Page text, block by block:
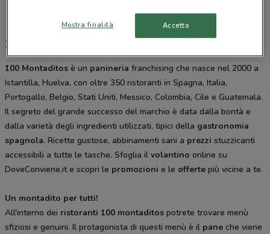
100 Montaditos, offerte e ristoranti
100 Montaditos è un panineria franchising che nasce nel 2000 a
Istantilla, Huelva, con oltre 350 ristoranti in Spagna, Italia,
Portogallo, Belgio, Stati Uniti, Messico, Colombia, Cile e Guatemala.
Il segreto del grande successo del marchio è data dalla bontà e
dalla varietà degli ingredienti utilizzati, tipici della gastronomia
spagnola. Ricette gustose, abbinamenti sani a prezzi stuzzicanti
accessibili a tutte le tasche. Sfoglia il volantino online su
DoveConviene.it e scopri le promozioni e le offerte più vicine a te.
Un montadito per tutti!
All'interno dei ristoranti 100 montaditos potrete trovare menù
sfiziosi e genuini. Il protagonista di questi menù è il pane che viene
Mostra finalità Accetto